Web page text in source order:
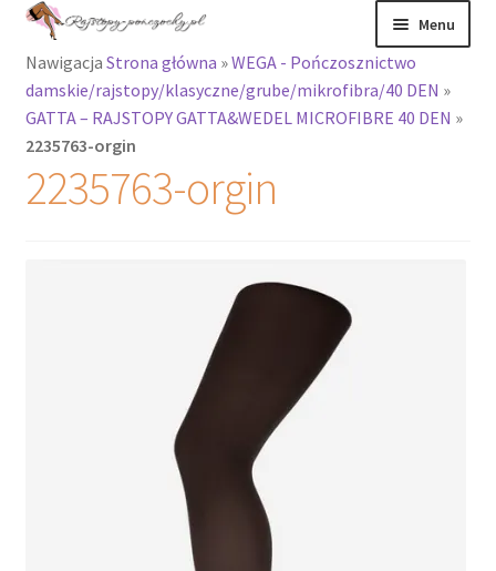
Przejdź
nawigacji
Przejdź
treści
Menu
Rajstopy
Rozwiń
menu
potomne
Rajstopy Orirose
Pończochy i
Rozwiń
potomne
Nawigacja Strona główna »WEGA - Pończosznictwo
damskie/rajstopy/klasyczne/grube/mikrofibra/40 DEN »
GATTA – RAJSTOPY GATTA&WEDEL MICROFIBRE 40 DEN »
2235763-orgin
2235763-orgin